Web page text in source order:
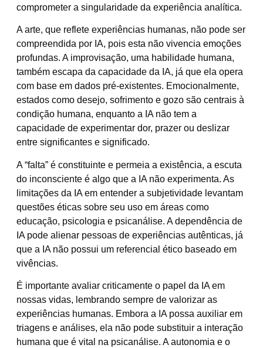
comprometer a singularidade da experiência analítica.
A arte, que reflete experiências humanas, não pode ser
compreendida por IA, pois esta não vivencia emoções
profundas. A improvisação, uma habilidade humana,
também escapa da capacidade da IA, já que ela opera
com base em dados pré-existentes. Emocionalmente,
estados como desejo, sofrimento e gozo são centrais à
condição humana, enquanto a IA não tem a
capacidade de experimentar dor, prazer ou deslizar
entre significantes e significado.
A “falta” é constituinte e permeia a existência, a escuta
do inconsciente é algo que a IA não experimenta. As
limitações da IA em entender a subjetividade levantam
questões éticas sobre seu uso em áreas como
educação, psicologia e psicanálise. A dependência de
IA pode alienar pessoas de experiências autênticas, já
que a IA não possui um referencial ético baseado em
vivências.
É importante avaliar criticamente o papel da IA em
nossas vidas, lembrando sempre de valorizar as
experiências humanas. Embora a IA possa auxiliar em
triagens e análises, ela não pode substituir a interação
humana que é vital na psicanálise. A autonomia e o